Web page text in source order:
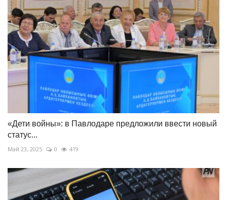
«Дети войны»: в Павлодаре предложили ввести новый
статус...
Май 23, 2025 0 419